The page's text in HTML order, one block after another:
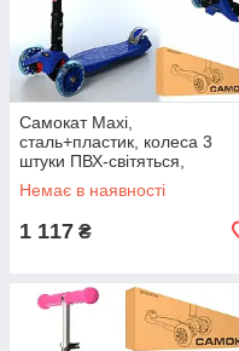
Самокат Maxi,
сталь+пластик, колеса 3
штуки ПВХ-світяться,
складається, синій, JR3-003-
1-DBL
Немає в наявності
1 117 ₴